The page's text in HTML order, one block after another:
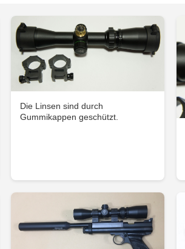
Die Linsen sind durch
Gummikappen geschützt.